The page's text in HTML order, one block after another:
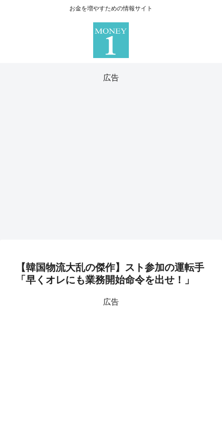
お金を増やすための情報サイト
広告
【韓国物流大乱の傑作】スト参加の運転手
「早くオレにも業務開始命令を出せ！」
広告